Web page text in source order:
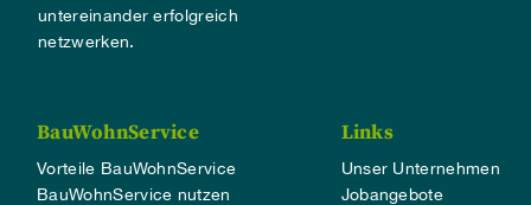
untereinander erfolgreich
netzwerken.
BauWohnService
Vorteile BauWohnService
BauWohnService nutzen
Links
Unser Unternehmen
Jobangebote